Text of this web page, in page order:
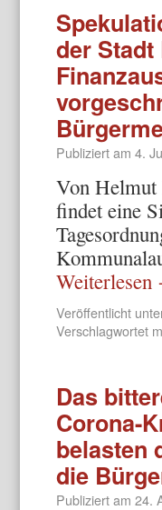
der
Publiziert am 4.
Von Helmut
findet eine
Weiterlesen
Veröffentlicht
Verschlagwortet
Das
Corona-
belasten
die
Publiziert am 24.